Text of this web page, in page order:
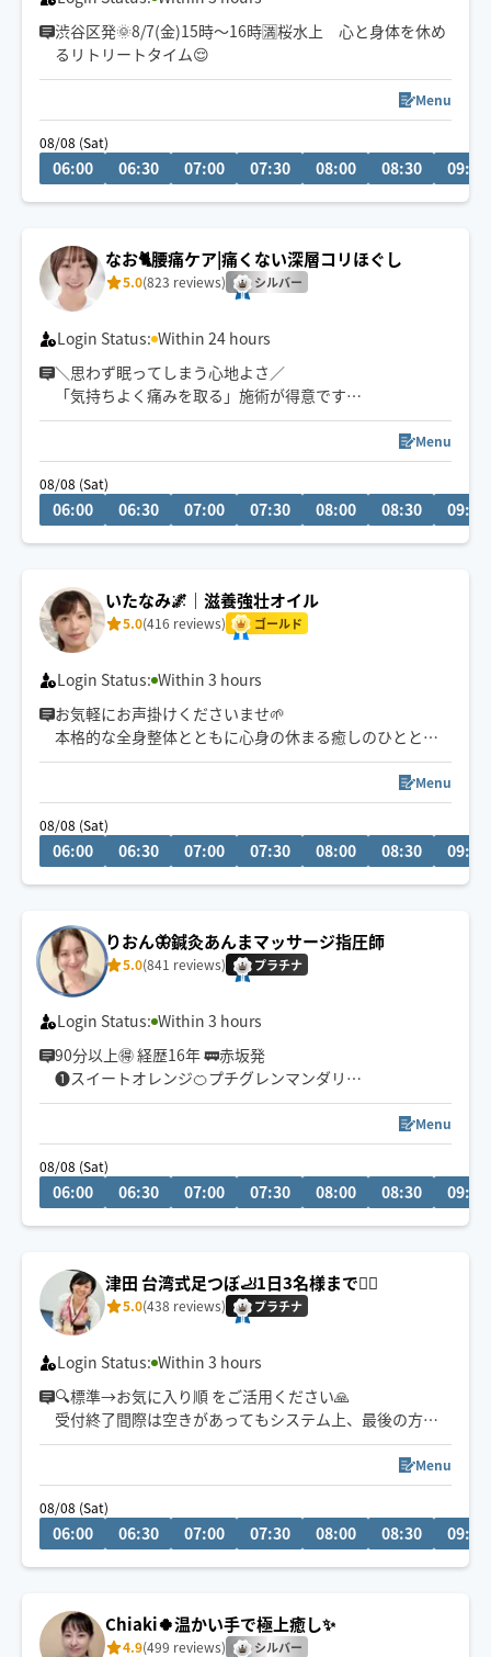
渋谷区発🌞8/7(金)15時〜16時🈵桜水上 心と身体を休め
るリトリートタイム😌
Menu
08/08 (Sat)
06:00 06:30 07:00 07:30 08:00 08:30 09:00
なお🐈腰痛ケア|痛くない深層コリほぐし
5.0(823 reviews) シルバー
Login Status: Within 24 hours
＼思わず眠ってしまう心地よさ／
「気持ちよく痛みを取る」施術が得意です◎
取れない肩こりetc…
日常のお疲れリセットします！
⏬詳細は自己PR欄にて
Menu
08/08 (Sat)
06:00 06:30 07:00 07:30 08:00 08:30 09:00
いたなみ🌌｜滋養強壮オイル
5.0(416 reviews) ゴールド
Login Status: Within 3 hours
お気軽にお声掛けくださいませ🌱
本格的な全身整体とともに心身の休まる癒しのひととき
をお届け致します❤️‍🩹🌿
Menu
08/08 (Sat)
06:00 06:30 07:00 07:30 08:00 08:30 09:00
りおん🦋鍼灸あんまマッサージ指圧師
5.0(841 reviews) プラチナ
Login Status: Within 3 hours
90分以上🉐 経歴16年 🚃赤坂発
❶スイートオレンジ🍊プチグレンマンダリン
❷リトセア🍋スペアミント
❹ラベンダー🪻
❺イランイラン💠サイプレス🌲マジョラム
❻無香
Menu
08/08 (Sat)
06:00 06:30 07:00 07:30 08:00 08:30 09:00
津田 台湾式足つぼ🦶1日3名様まで🙇‍♀️
5.0(438 reviews) プラチナ
Login Status: Within 3 hours
🔍標準→お気に入り順 をご活用ください🙏
受付終了間際は空きがあってもシステム上、最後の方に
表示されてしまいます😂
🕕6:00〜18:00（受付15:30終了）
マッサージ通の方はぜひ一度担当させてください😊
Menu
08/08 (Sat)
06:00 06:30 07:00 07:30 08:00 08:30 09:00
Chiaki🍀温かい手で極上癒し✨
4.9(499 reviews) シルバー